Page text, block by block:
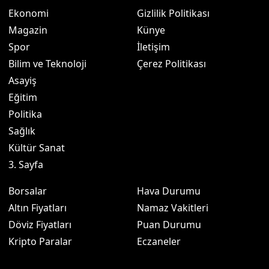
Ekonomi
Magazin
Spor
Bilim ve Teknoloji
Asayiş
Eğitim
Politika
Sağlık
Kültür Sanat
3. Sayfa
Gizlilik Politikası
Künye
İletişim
Çerez Politikası
Borsalar
Altın Fiyatları
Döviz Fiyatları
Kripto Paralar
Hava Durumu
Namaz Vakitleri
Puan Durumu
Eczaneler